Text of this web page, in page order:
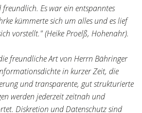
Es war ein entspanntes
kümmerte sich um alles und es lief
vorstellt." (Heike Proelß, Hohenahr).
freundliche Art von Herrn Bähringer
in kurzer Zeit, die
und transparente, gut strukturierte
werden jederzeit zeitnah und
Diskretion und Datenschutz sind